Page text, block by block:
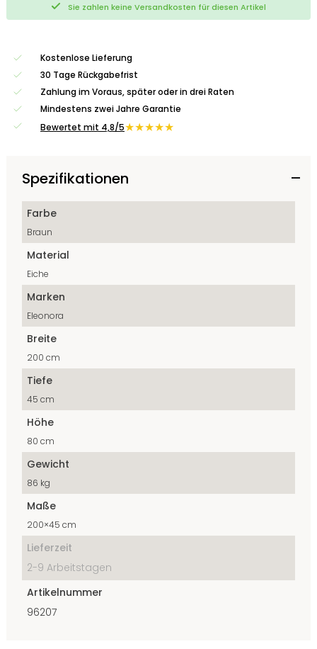
Sie zahlen keine Versandkosten für diesen Artikel
Kostenlose Lieferung
30 Tage Rückgabefrist
Zahlung im Voraus, später oder in drei Raten
Mindestens zwei Jahre Garantie
Bewertet mit 4,8/5★★★★★
Spezifikationen
Farbe
Braun
Material
Eiche
Marken
Eleonora
Breite
200 cm
Tiefe
45 cm
Höhe
80 cm
Gewicht
86 kg
Maße
200×45 cm
Lieferzeit
2-9 Arbeitstagen
Artikelnummer
96207